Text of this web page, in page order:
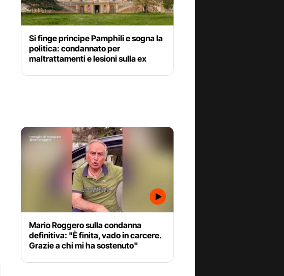
Si finge principe Pamphili e sogna la
politica: condannato per
maltrattamenti e lesioni sulla ex
Mario Roggero sulla condanna
definitiva: "È finita, vado in carcere.
Grazie a chi mi ha sostenuto"